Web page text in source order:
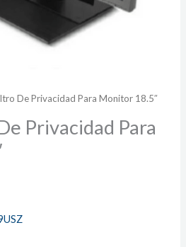
De Privacidad Para Monitor 18.5″
Privacidad Para